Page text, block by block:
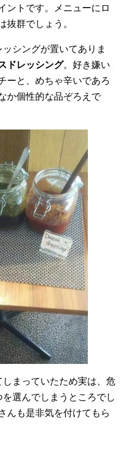
ントです。メニューにロ
抜群でしょう。
シングが置いてありま
ドレッシング。好き嫌い
ーと、めちゃ辛いであろ
か個性的な品ぞろえで
まっていたため実は、危
選んでしまうところでし
んも是非気を付けてもら